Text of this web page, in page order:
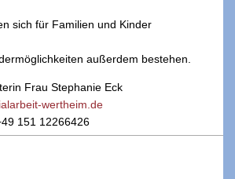
sich für Familien und Kinder
außerdem bestehen.
Frau Stephanie Eck
wertheim.de
151 12266426